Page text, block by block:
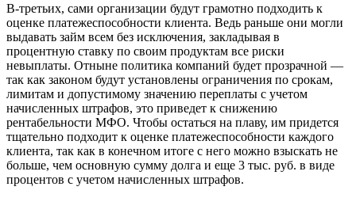
В-третьих, сами организации будут грамотно подходить к
оценке платежеспособности клиента. Ведь раньше они могли
выдавать займ всем без исключения, закладывая в
процентную ставку по своим продуктам все риски
невыплаты. Отныне политика компаний будет прозрачной —
так как законом будут установлены ограничения по срокам,
лимитам и допустимому значению переплаты с учетом
начисленных штрафов, это приведет к снижению
рентабельности МФО. Чтобы остаться на плаву, им придется
тщательно подходит к оценке платежеспособности каждого
клиента, так как в конечном итоге с него можно взыскать не
больше, чем основную сумму долга и еще 3 тыс. руб. в виде
процентов с учетом начисленных штрафов.